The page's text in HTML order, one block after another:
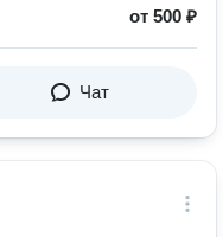
от 500 ₽
Чат